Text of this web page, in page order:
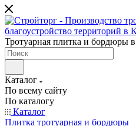
Тротуарная плитка и бордюры
Каталог
По всему сайту
По каталогу
Каталог
Плитка тротуарная и бордюры